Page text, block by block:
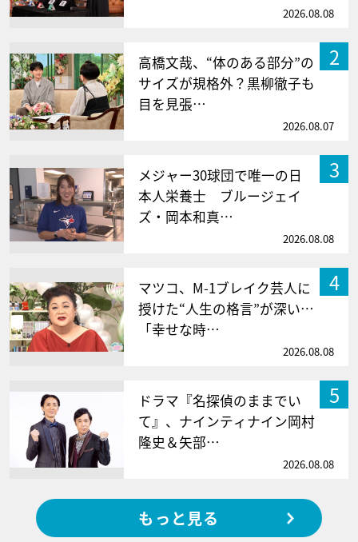
2026.08.08
2
高橋文哉、“体のある部分”の
サイズが規格外？黒柳徹子も
目を見張…
2026.08.07
3
メジャー30球団で唯一の日
本人栄養士 ブルージェイ
ズ・岡本和真…
2026.08.08
4
マツコ、M-1ブレイク芸人に
授けた“人生の格言”が深い…
「幸せな時…
2026.08.08
5
ドラマ『名探偵のままでい
て』、ナインティナイン岡村
隆史＆矢部…
2026.08.08
もっと見る